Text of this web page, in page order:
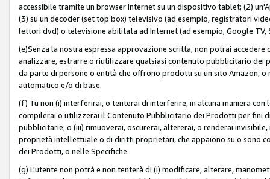
accessibile tramite un browser Internet su un dispositivo tablet; (2)
(3) su un decoder (set top box) televisivo (ad esempio, registratori
lettori dvd) o televisione abilitata ad Internet (ad esempio, Google TV,
(e)Senza la nostra espressa approvazione scritta, non potrai
analizzare, estrarre o riutilizzare qualsiasi contenuto pubblicitario
da parte di persone o entità che offrono prodotti su un sito Amazon,
automatico e/o di base.
(f) Tu non (i) interferirai, o tenterai di interferire, in alcuna maniera
compilerai o utilizzerai il Contenuto Pubblicitario dei Prodotti per
pubblicitarie; o (iii) rimuoverai, oscurerai, altererai, o renderai
proprietà intellettuale o di diritti proprietari, che appaiono su o sono
dei Prodotti, o nelle Specifiche.
(g) L'utente non potrà e non tenterà di (i) modificare, alterare,